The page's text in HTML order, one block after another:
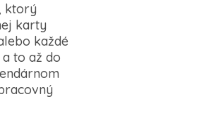
ktorý
karty
každé
to až do